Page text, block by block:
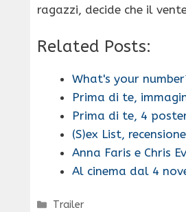
ragazzi, decide che il
Related Posts:
What's your
Prima di te,
Prima di te, 4
(S)ex List, recensione
Anna Faris e Chris
Al cinema dal 4
Categorie
Trailer